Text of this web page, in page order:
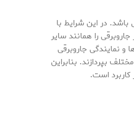
باشد. در این شرایط با
را همانند سایر
نمایندگی جاروبرقی
بپردازند. بنابراین
است.